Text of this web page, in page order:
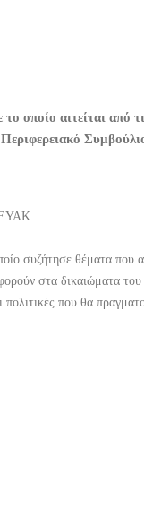
αιτείται από
συζήτησε θέματα που
στα δικαιώματα του
που θα